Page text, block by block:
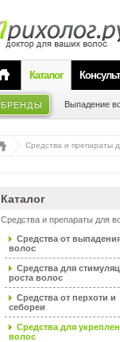
Каталог
БРЕНДЫ Выпадение
Средства и препараты
Каталог
Средства и препараты для
Средства от
волос
Средства для
роста волос
Средства от перхоти и
себореи
Средства для
волос